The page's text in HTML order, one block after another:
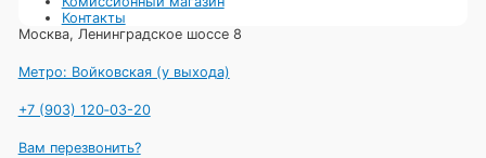
любой ремонт мы даём гарантию. Если вы не определились,
что для вас лучше, отремонтировать или продать. Не теряйте
намного проще принять правильное решение.
Контакты
Москва, Ленинградское шоссе 8
Метро: Войковская (у выхода)
+7 (903) 120‑03-20
Вам перезвонить?